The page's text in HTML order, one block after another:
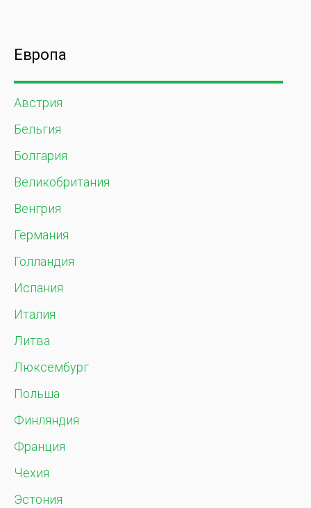
Европа
Австрия
Бельгия
Болгария
Великобритания
Венгрия
Германия
Голландия
Испания
Италия
Литва
Люксембург
Польша
Финляндия
Франция
Чехия
Эстония